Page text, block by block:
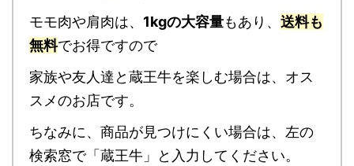
モモ肉や肩肉は、 1kgの大容量もあり、 送料も
無料でお得ですので
家族や友人達と蔵王牛を楽しむ場合は、オス
スメのお店です。
ちなみに、商品が見つけにくい場合は、左の
検索窓で「蔵王牛」と入力してください。